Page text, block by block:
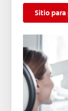
Sitio para